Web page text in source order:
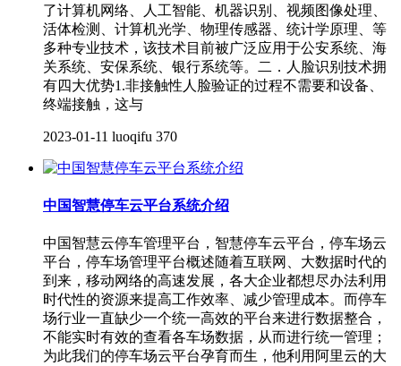
了计算机网络、人工智能、机器识别、视频图像处理、
活体检测、计算机光学、物理传感器、统计学原理、等
多种专业技术，该技术目前被广泛应用于公安系统、海
关系统、安保系统、银行系统等。二．人脸识别技术拥
有四大优势1.非接触性人脸验证的过程不需要和设备、
终端接触，这与
2023-01-11 luoqifu 370
中国智慧停车云平台系统介绍
中国智慧云停车管理平台，智慧停车云平台，停车场云
平台，停车场管理平台概述随着互联网、大数据时代的
到来，移动网络的高速发展，各大企业都想尽办法利用
时代性的资源来提高工作效率、减少管理成本。而停车
场行业一直缺少一个统一高效的平台来进行数据整合，
不能实时有效的查看各车场数据，从而进行统一管理；
为此我们的停车场云平台孕育而生，他利用阿里云的大